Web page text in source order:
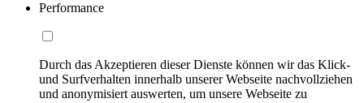
Performance
Durch das Akzeptieren dieser Dienste können wir das Klick-
und Surfverhalten innerhalb unserer Webseite nachvollziehen
und anonymisiert auswerten, um unsere Webseite zu